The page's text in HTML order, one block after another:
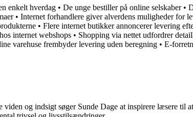
enkelt hverdag • De unge bestiller på online selskaber•
• Internet forhandlere giver alverdens muligheder for
• Flere internet butikker annoncerer levering
internet webshops • Shopping via nettet udfordrer
varehuse frembyder levering uden beregning • E-
og indsigt søger Sunde Dage at inspirere læsere til